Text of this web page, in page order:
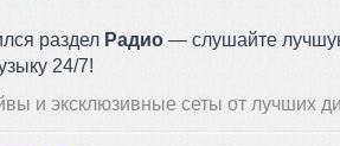
раздел Радио — слушайте
24/7!
и эксклюзивные сеты от лучших
Radioshow - Episode008